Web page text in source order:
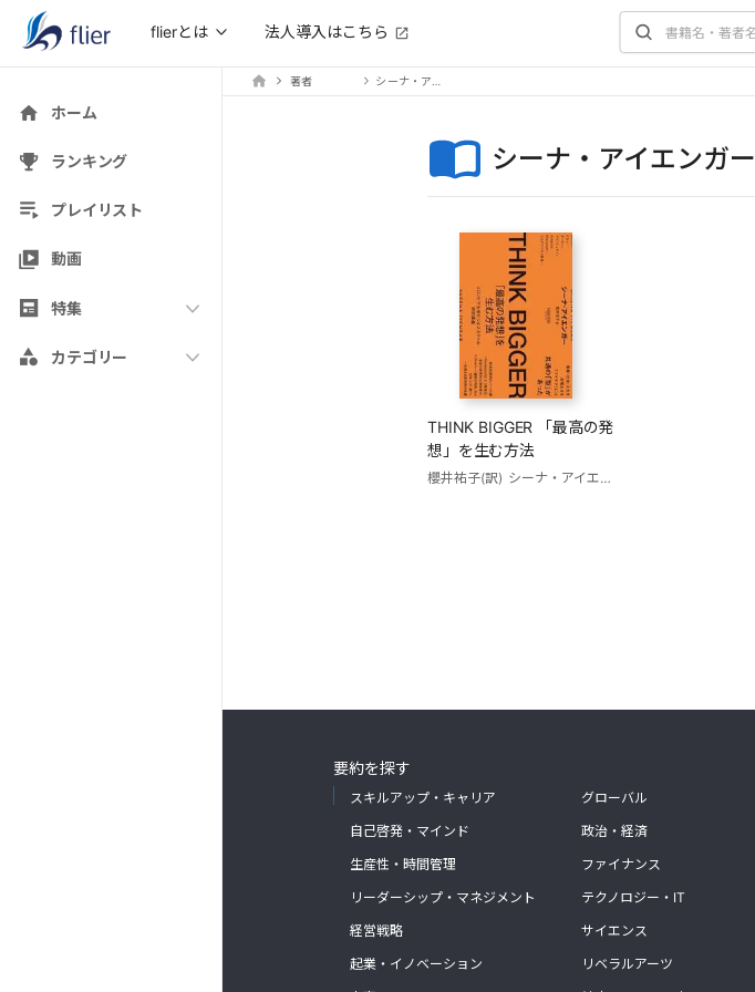
flierとは 法人導入はこちら
ホーム
ランキング
プレイリスト
動画
特集
カテゴリー
著者
シーナ・アイエンガー
THINK BIGGER 「最高の発
想」を生む方法
櫻井祐子(訳) シーナ・アイエンガー
要約を探す
スキルアップ・キャリア
自己啓発・マインド
生産性・時間管理
リーダーシップ・マネジメント
経営戦略
起業・イノベーション
グローバル
政治・経済
ファイナンス
テクノロジー・IT
サイエンス
リベラルアーツ